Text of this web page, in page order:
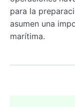
para la
asumen una
marítima.